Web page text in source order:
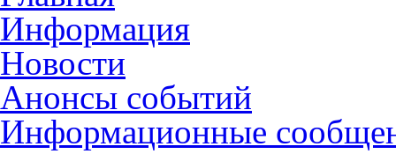
Информация
Новости
Анонсы событий
Информационные